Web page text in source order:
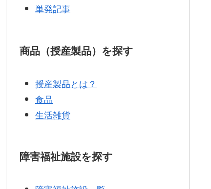
単発記事
商品（授産製品）を探す
授産製品とは？
食品
生活雑貨
障害福祉施設を探す